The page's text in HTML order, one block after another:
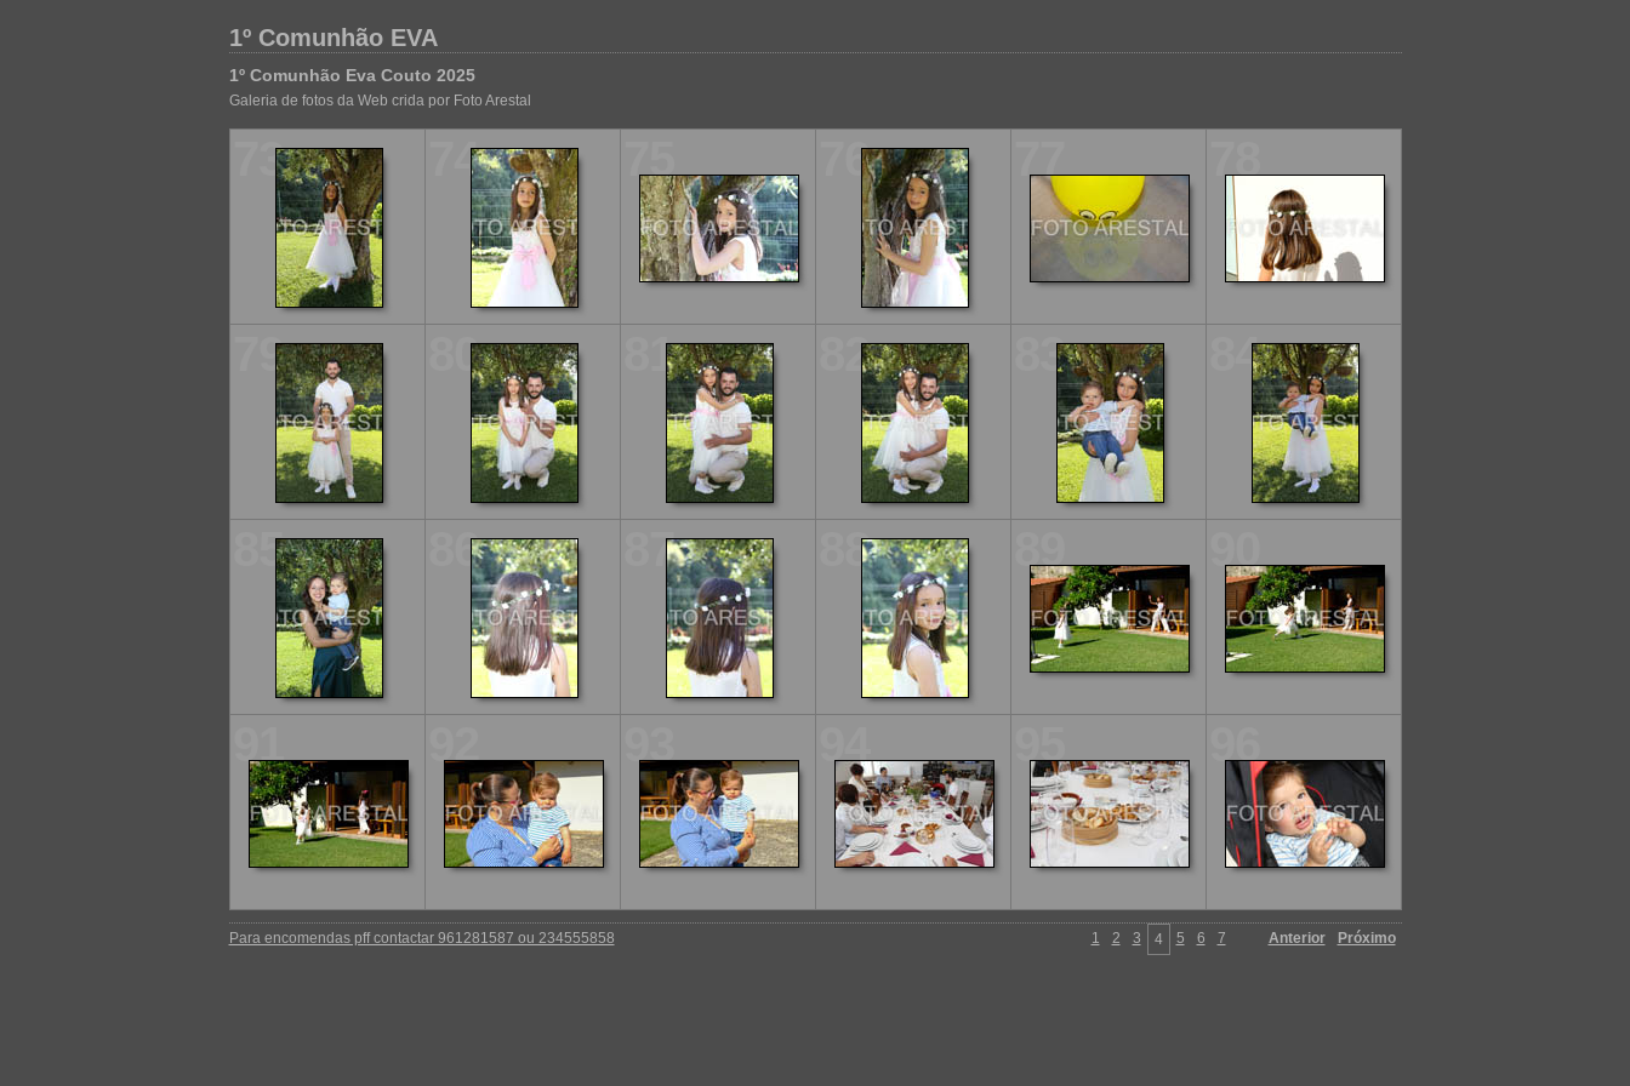
1º Comunhão EVA
1º Comunhão Eva Couto 2025
Galeria de fotos da Web crida por Foto Arestal
73 74 76
79 80 81 82 83 84
85 86 87 88
1 2 3 4 5 6 7 Anterior Próximo
Para encomendas pff contactar 961281587 ou 234555858